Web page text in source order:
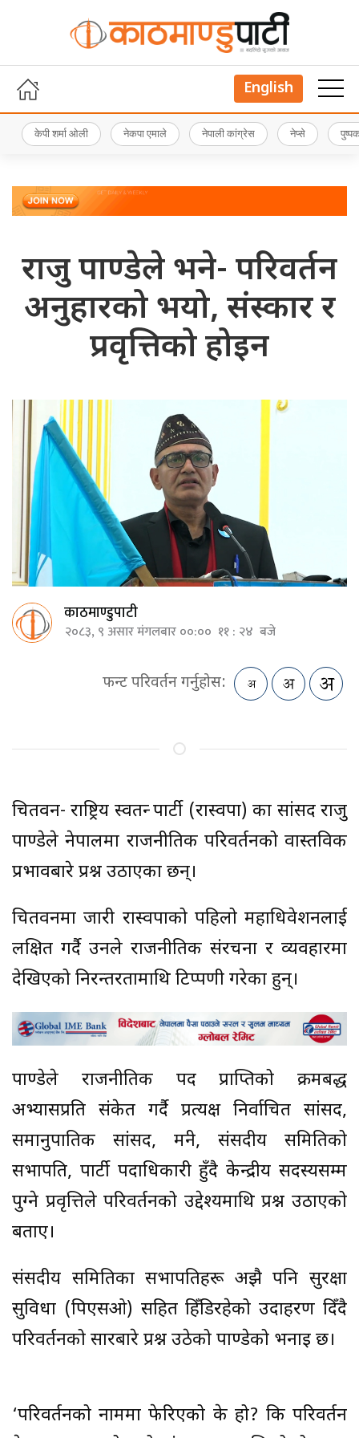
English
केपी शर्मा ओली नेकपा एमाले नेपाली कांग्रेस नेप्से
राजु पाण्डेले भने- परिवर्तन
अनुहारको भयो, संस्कार र
प्रवृत्तिको होइन
काठमाण्डुपाटी
२०८३, ९ असार मंगलबार ००:०० ११ : २४ बजे
फन्ट परिवर्तन गर्नुहोस:
चितवन- राष्ट्रिय स्वतन्त्र पार्टी (रास्वपा) का सांसद राजु
पाण्डेले नेपालमा राजनीतिक परिवर्तनको वास्तविक
प्रभावबारे प्रश्न उठाएका छन्।
चितवनमा जारी रास्वपाको पहिलो महाधिवेशनलाई
लक्षित गर्दै उनले राजनीतिक संरचना र व्यवहारमा
देखिएको निरन्तरतामाथि टिप्पणी गरेका हुन्।
पाण्डेले राजनीतिक पद प्राप्तिको क्रमबद्ध
अभ्यासप्रति संकेत गर्दै प्रत्यक्ष निर्वाचित सांसद,
समानुपातिक सांसद, मन्त्री, संसदीय समितिको
सभापति, पार्टी पदाधिकारी हुँदै केन्द्रीय सदस्यसम्म
पुग्ने प्रवृत्तिले परिवर्तनको उद्देश्यमाथि प्रश्न उठाएको
बताए।
संसदीय समितिका सभापतिहरू अझै पनि सुरक्षा
सुविधा (पिएसओ) सहित हिँडिरहेको उदाहरण दिँदै
परिवर्तनको सारबारे प्रश्न उठेको पाण्डेको भनाइ छ।
‘परिवर्तनको नाममा फेरिएको के हो? कि परिवर्तन